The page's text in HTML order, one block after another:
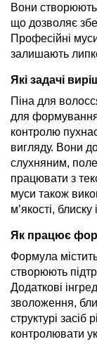
Вони створюють
що дозволяє
Професійні
залишають
Які задачі
Піна для
для формування
контролю
вигляду. Вони
слухняним,
працювати з
муси також
м’якості,
Як працює
Формула
створюють
Додаткові
зволоження,
структурі засіб
контролювати